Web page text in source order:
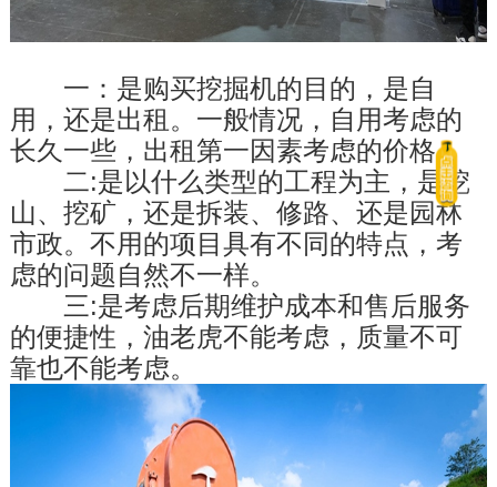
一：是购买挖掘机的目的，是自
用，还是出租。一般情况，自用考虑的
长久一些，出租第一因素考虑的价格。
二:是以什么类型的工程为主，是挖
山、挖矿，还是拆装、修路、还是园林
市政。不用的项目具有不同的特点，考
虑的问题自然不一样。
三:是考虑后期维护成本和售后服务
的便捷性，油老虎不能考虑，质量不可
靠也不能考虑。